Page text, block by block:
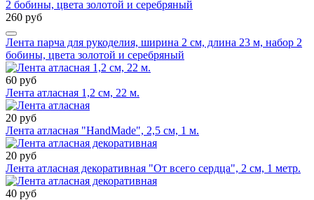
260 руб
Лента парча для рукоделия, ширина 2 см, длина 23 м, набор 2
бобины, цвета золотой и серебряный
60 руб
Лента атласная 1,2 см, 22 м.
20 руб
Лента атласная "HandMade", 2,5 см, 1 м.
20 руб
Лента атласная декоративная "От всего сердца", 2 см, 1 метр.
40 руб